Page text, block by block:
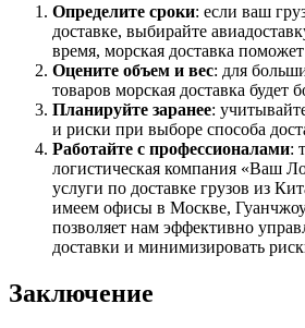
Определите сроки: если ваш
доставке, выбирайте
время, морская доставка
Оцените объем и вес: для
товаров морская доставка будет
Планируйте заранее:
и риски при выборе способа
Работайте с профессионалами:
логистическая компания «Ваш
услуги по доставке грузов из
имеем офисы в Москве,
позволяет нам эффективно
доставки и минимизировать
Заключение